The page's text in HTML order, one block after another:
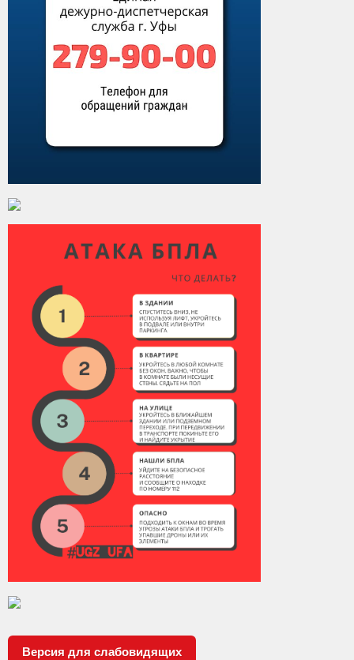
Виды деятельности
Обслуживание опасных производственных объектов
УГЗ рекомендует
Как стать спасателем
Пресс-центр
Конкурсы
Наша работа
Фотогалерея
Обращения
Контакты
Вакансии
Версия для слабовидящих